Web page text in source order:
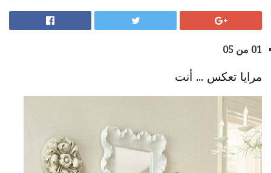
01 من 05
مرايا تعكس ... أنت